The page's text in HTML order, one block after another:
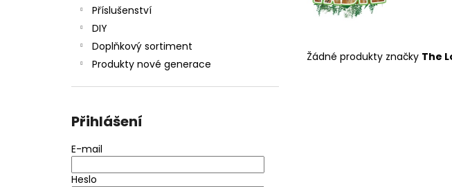
Příslušenství
DIY
Doplňkový sortiment
Produkty nové generace
Přihlášení
E-mail
Heslo
Žádné produkty značky The
JOYETECH BF SS316 ATOMIZER 0,6OHM
57 Kč
195 Kč